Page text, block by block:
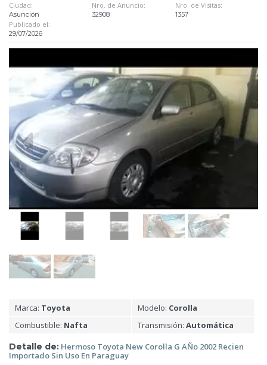
Ciudad:
Asunción
Nro. de Anuncio:
32908
Nro. de Visitas:
1357
Publicado el:
29/07/2026
Marca: Toyota Modelo: Corolla
Combustible: Nafta Transmisión: Automática
Detalle de: Hermoso Toyota New Corolla G AÑo 2002 Recien
Importado Sin Uso En Paraguay